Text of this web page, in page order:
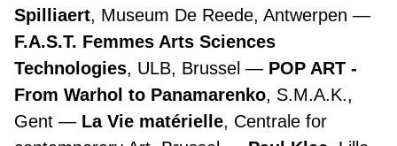
Spilliaert, Museum De Reede, Antwerpen
F.A.S.T. Femmes Arts Sciences
Technologies, ULB, Brussel
POP ART -
From Warhol to Panamarenko, S.M.A.K.,
Gent
La Vie matérielle, Centrale for